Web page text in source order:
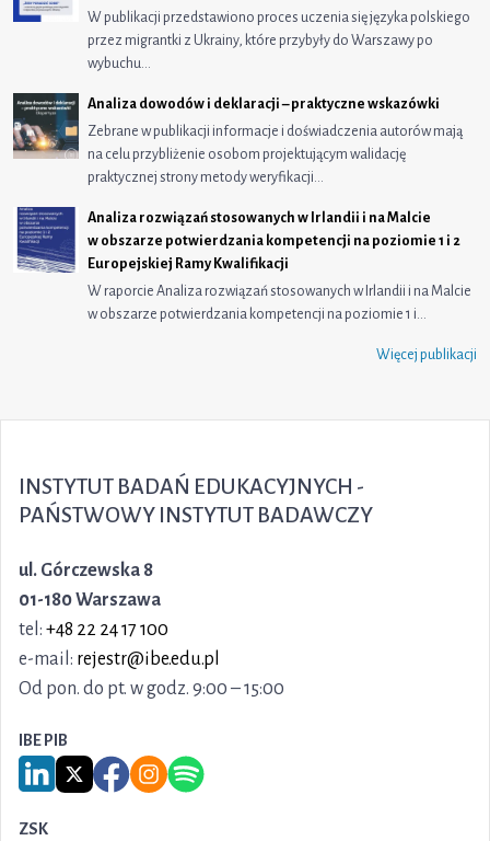
W publikacji przedstawiono proces uczenia się języka polskiego
przez migrantki z Ukrainy, które przybyły do Warszawy po
wybuchu…
Analiza dowodów i deklaracji – praktyczne wskazówki
Zebrane w publikacji informacje i doświadczenia autorów mają
na celu przybliżenie osobom projektującym walidację
praktycznej strony metody weryfikacji…
Analiza rozwiązań stosowanych w Irlandii i na Malcie
w obszarze potwierdzania kompetencji na poziomie 1 i 2
Europejskiej Ramy Kwalifikacji
W raporcie Analiza rozwiązań stosowanych w Irlandii i na Malcie
w obszarze potwierdzania kompetencji na poziomie 1 i…
Więcej publikacji
INSTYTUT BADAŃ EDUKACYJNYCH -
PAŃSTWOWY INSTYTUT BADAWCZY
ul. Górczewska 8
01-180 Warszawa
tel: +48 22 24 17 100
e-mail: rejestr@ibe.edu.pl
Od pon. do pt. w godz. 9:00 – 15:00
IBE PIB
Link do serwisu LinkedIn IBE PIB
Link do serwisu X IBE PIB
Link do Facebook IBE PIB
Link do Instagram IBE PIB
Link do Spotify IBE PIB
ZSK